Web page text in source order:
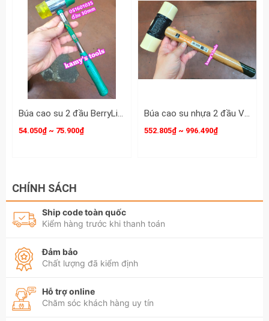
Búa cao su 2 đầu BerryLion 27mm 30mm 36mm 051601040 051601035 051601030
54.050₫ ~ 75.900₫
Búa cao su nhựa 2 đầu Vessel 70x1/2 70x1 70x1-1/2 70x2 cao cấp made in japan
552.805₫ ~ 996.490₫
CHÍNH SÁCH
Ship code toàn quốc
Kiểm hàng trước khi thanh toán
Đảm bảo
Chất lượng đã kiểm định
Hỗ trợ online
Chăm sóc khách hàng uy tín